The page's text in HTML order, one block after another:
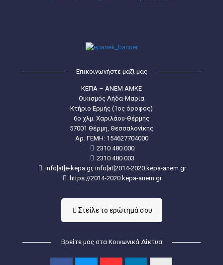
Επικοινωνήστε μαζί μας
ΚΕΠΑ – ΑΝΕΜ ΑΜΚΕ
Οικισμός Λήδα-Μαρία
Κτήριο Ερμής (1ος όροφος)
6ο χλμ. Χαριλάου-Θέρμης
57001 Θέρμη, Θεσσαλονίκης
Aρ. ΓΕΜΗ: 154627704000
2310 480.000
2310 480.003
info[at]e-kepa.gr, info[at]2014-2020.kepa-anem.gr
https://2014-2020.kepa-anem.gr
Στείλε τo ερώτημά σου
Βρείτε μας στα Κοινωνικά Δίκτυα